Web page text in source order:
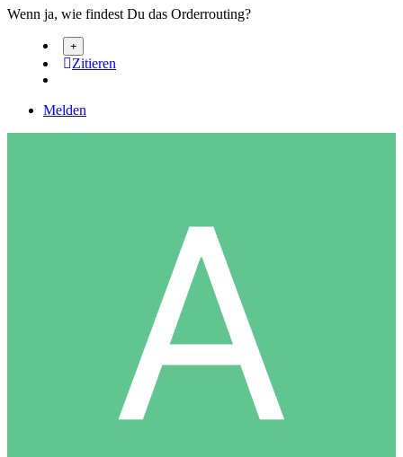
Wenn ja, wie findest Du das Orderrouting?
Zitieren
Melden